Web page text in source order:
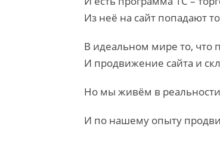
Из неё на сайт попадают
В идеальном мире то, что
И продвижение сайта и
Но мы живём в
И по нашему опыту